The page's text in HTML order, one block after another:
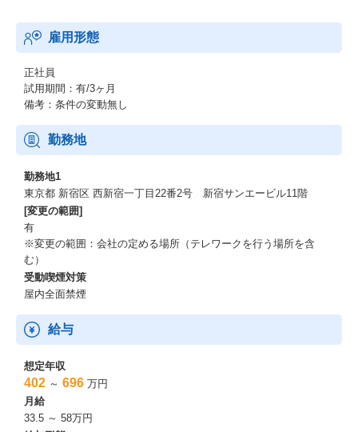
雇用形態
正社員
試用期間：有/3ヶ月
備考：条件の変動無し
勤務地
勤務地1
東京都 新宿区 西新宿一丁目22番2号 新宿サンエービル11階
[変更の範囲]
有
※変更の範囲：会社の定める場所（テレワークを行う場所を含
む）
受動喫煙対策
屋内全面禁煙
給与
想定年収
402 ～ 696 万円
月給
33.5 ～ 58万円